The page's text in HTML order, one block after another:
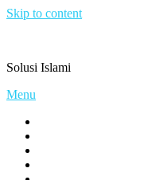
Skip to content
Solusi Islami
Menu